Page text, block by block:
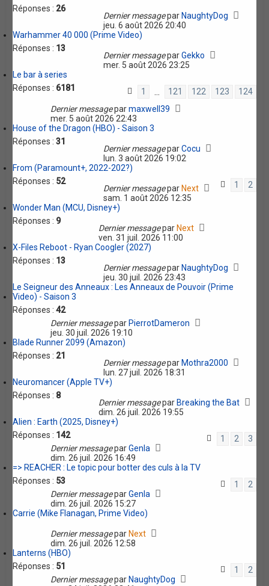
Réponses : 26
Dernier messagepar NaughtyDog
jeu. 6 août 2026 20:40
Warhammer 40 000 (Prime Video)
Réponses : 13
Dernier messageparGekko
mer. 5 août 2026 23:25
Le bar à series
Réponses : 6181 1 121 122 123
124
Dernier messageparmaxwell39
mer. 5 août 2026 22:43
House of the Dragon (HBO) - Saison 3
Réponses :31
Dernier messageparCocu
lun. 3 août 2026 19:02
From (Paramount+, 2022-202?)
Réponses : 52 1 2
Dernier messagepar Next
sam. 1 août 2026 12:35
Wonder Man (MCU, Disney+)
Réponses : 9
Dernier messagepar Next
ven. 31 juil. 2026 11:00
X-Files Reboot - Ryan Coogler (2027)
Réponses : 13
Dernier messagepar NaughtyDog
jeu. 30 juil. 2026 23:43
Le Seigneur des Anneaux : Les Anneaux de Pouvoir (Prime
Video) - Saison 3
Réponses :42
Dernier messagepar PierrotDameron
jeu. 30 juil. 2026 19:10
Blade Runner 2099 (Amazon)
Réponses : 21
Dernier messagepar Mothra2000
lun. 27 juil. 2026 18:31
Neuromancer (Apple TV+)
Réponses : 8
Dernier messagepar Breaking the Bat
dim. 26 juil. 2026 19:55
Alien : Earth (2025, Disney+)
Réponses : 142 1 2
3
Dernier messageparGenla
dim. 26 juil. 2026 16:49
=> REACHER : Le topic pour botter des culs à la TV
Réponses : 53 1
2
Dernier messageparGenla
dim. 26 juil. 2026 15:27
Carrie (Mike Flanagan, Prime Video)
Dernier messagepar Next
dim. 26 juil. 2026 12:58
Lanterns (HBO)
Réponses : 51 1
2
Dernier messagepar NaughtyDog